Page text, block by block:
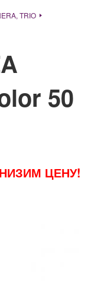
TRIO
50
ЦЕНУ!